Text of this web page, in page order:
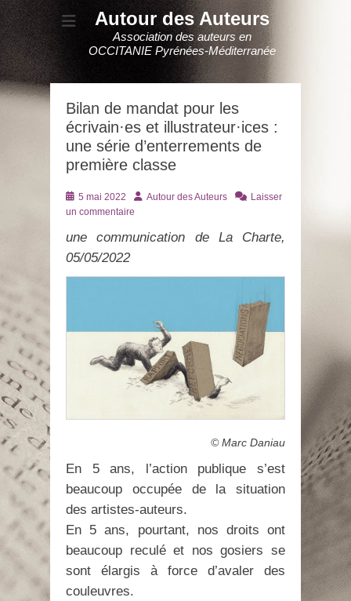
Autour des Auteurs
Association des auteurs en
OCCITANIE Pyrénées-Méditerranée
Bilan de mandat pour les
écrivain·es et illustrateur·ices :
une série d’enterrements de
première classe
Posté
le
5 mai 2022 AuteurAutour des Auteurs
Laisser
un commentaire
une communication de La Charte,
05/05/2022
© Marc Daniau
En 5 ans, l’action publique s’est
beaucoup occupée de la situation
des artistes-auteurs.
En 5 ans, pourtant, nos droits ont
beaucoup reculé et nos gosiers se
sont élargis à force d’avaler des
couleuvres.